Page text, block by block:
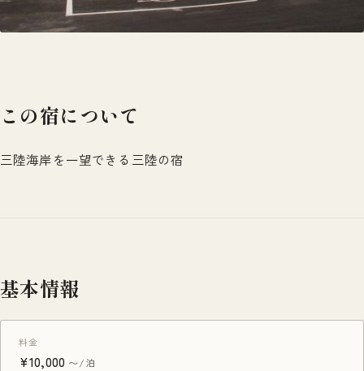
この宿について
三陸海岸を一望できる三陸の宿
基本情報
料金
¥10,000 〜/泊